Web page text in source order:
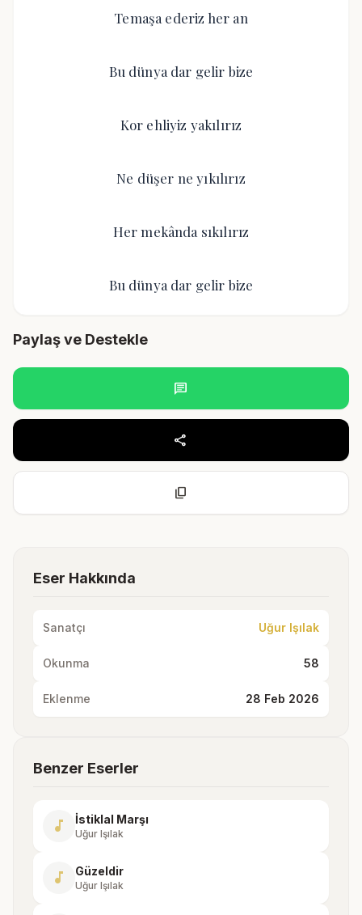
Temaşa ederiz her an
Bu dünya dar gelir bize
Kor ehliyiz yakılırız
Ne düşer ne yıkılırız
Her mekânda sıkılırız
Bu dünya dar gelir bize
Paylaş ve Destekle
chat
share
content_copy
Eser Hakkında
Sanatçı Uğur Işılak
Okunma 58
Eklenme 28 Feb 2026
Benzer Eserler
music_note İstiklal Marşı
Uğur Işılak
music_note Güzeldir
Uğur Işılak